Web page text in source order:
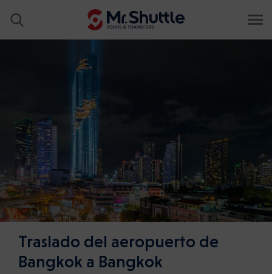
Traslado del aeropuerto de
Bangkok a Bangkok